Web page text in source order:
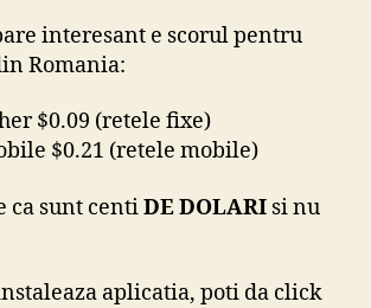
interesant e scorul pentru
Romania:
$0.09 (retele fixe)
$0.21 (retele mobile)
ca sunt centiDE DOLARI si nu
aplicatia, poti da click